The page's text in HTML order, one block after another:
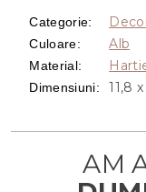
Categorie:
Culoare: Alb
Material:
Dimensiuni: 11,8